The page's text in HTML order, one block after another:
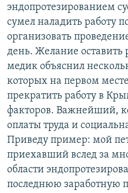
эндопротезированием
сумел наладить работу
организовать
день. Желание оставить
медик объяснил
которых на первом
прекратить работу в
факторов. Важнейший,
оплаты труда и
Приведу пример: мой
приехавший вслед за
области
последнюю заработную